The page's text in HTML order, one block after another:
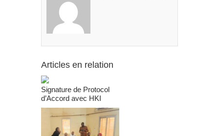
Articles en relation
Signature de Protocol
d’Accord avec HKI